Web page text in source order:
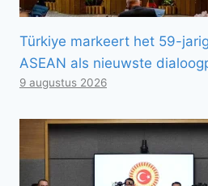
Türkiye markeert het 59-
ASEAN als nieuwste
9 augustus 2026